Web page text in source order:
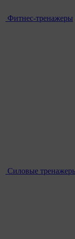
Фитнес-тренажеры
Силовые